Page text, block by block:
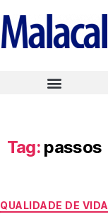
Tag: passos
QUALIDADE DE VIDA